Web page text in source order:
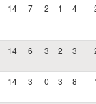
14 7 2 1 4
14 6 3 2 3
14 3 0 3 8